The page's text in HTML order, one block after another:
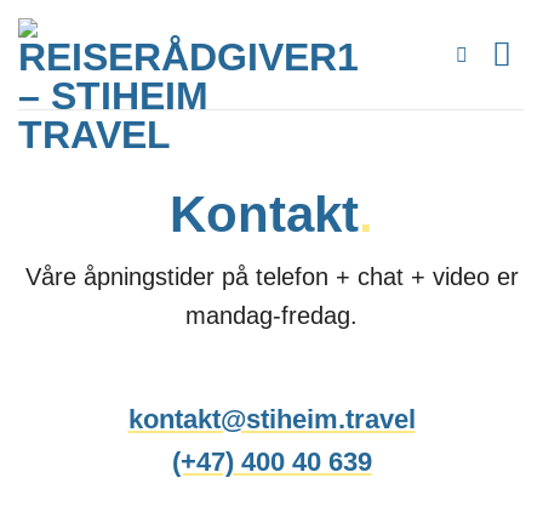
Skip
content
Kontakt.
Våre åpningstider på telefon + chat + video er
mandag-fredag.
kontakt@stiheim.travel
(+47) 400 40 639